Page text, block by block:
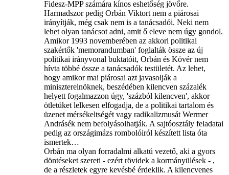
Fidesz-MPP számára kínos eshetőség jövőre.
Harmadszor pedig Orbán Viktort nem a piárosai
irányítják, még csak nem is a tanácsadói. Neki nem
lehet olyan tanácsot adni, amit ő eleve nem úgy gondol.
Amikor 1993 novemberében az akkori politikai
szakértők 'memorandumban' foglalták össze az új
politikai irányvonal buktatóit, Orbán és Kövér nem
hívta többé össze a tanácsadók testületét. Az lehet,
hogy amikor mai piárosai azt javasolják a
miniszterelnöknek, beszédében kilencven százalék
helyett fogalmazzon úgy, 'százból kilencven', akkor
ötletüket lelkesen elfogadja, de a politikai tartalom és
üzenet mérsékeltségét vagy radikalizmusát Wermer
Andrásék nem befolyásolhatják. A sajtóosztály feladatai
pedig az országimázs rombolóiról készített lista óta
ismertek…
Orbán ma olyan forradalmi alkatú vezető, aki a gyors
döntéseket szereti - ezért rövidek a kormányülések - ,
de a részletek egyre kevésbé érdeklik. A kilencvenes